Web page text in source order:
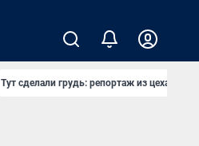
Тут сделали грудь: репортаж из цеха